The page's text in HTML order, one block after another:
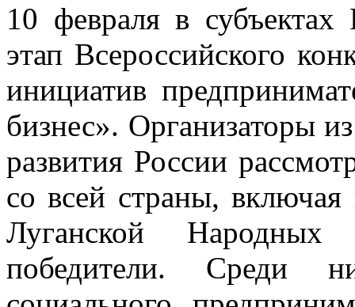
10 февраля в
этап Всероссийского
инициатив
бизнес». Организаторы
развития России
со всей страны,
Луганской Народных
победители. Среди